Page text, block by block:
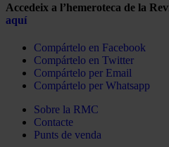
Accedeix a l’hemeroteca de la
aquí
Compártelo en Facebook
Compártelo en Twitter
Compártelo per Email
Compártelo per Whatsapp
Sobre la RMC
Contacte
Punts de venda